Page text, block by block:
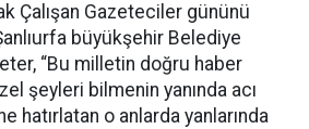
Çalışan Gazeteciler gününü
büyükşehir Belediye
“Bu milletin doğru haber
şeyleri bilmenin yanında acı
hatırlatan o anlarda yanlarında